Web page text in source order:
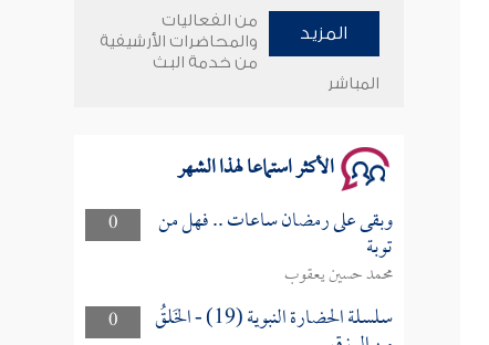
سلسلة محاضرات نفحات رمضانية
1444هـ
المزيد
من الفعاليات
والمحاضرات الأرشيفية
من خدمة البث
المباشر
الأكثر استماعا لهذا الشهر
0 وبقى على رمضان ساعات .. فهل من
توبة
محمد حسين يعقوب
0
سلسلة الحضارة النبوية (19) - الخَلقُ